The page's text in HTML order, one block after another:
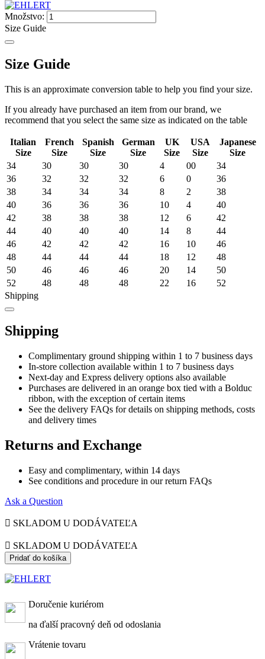
Množstvo:
Size Guide
Size Guide
This is an approximate conversion table to help you find your size.
If you already have purchased an item from our brand, we
recommend that you select the same size as indicated on the table
Italian
Size
French
Size
Spanish
Size
German
Size
UK
Size
USA
Size
Japanese
Size
34
30 30 30 4 00
34
36
32 32 32 6 0
36
38
34 34 34 8 2
38
40
36 36 36 10 4
40
42
38 38 38 12 6
42
44
40 40 40 14 8
44
46
42 42 42 16 10
46
48
44 44 44 18 12
48
50
46 46 46 20 14
50
52
48 48 48 22 16
52
Shipping
Shipping
Complimentary ground shipping within 1 to 7 business days
In-store collection available within 1 to 7 business days
Next-day and Express delivery options also available
Purchases are delivered in an orange box tied with a Bolduc
ribbon, with the exception of certain items
See the delivery FAQs for details on shipping methods, costs
and delivery times
Returns and Exchange
Easy and complimentary, within 14 days
See conditions and procedure in our return FAQs
Ask a Question
 SKLADOM U DODÁVATEĽA
 SKLADOM U DODÁVATEĽA
Pridať do košíka
Doručenie kuriérom
na ďalší pracovný deň od odoslania
Vrátenie tovaru